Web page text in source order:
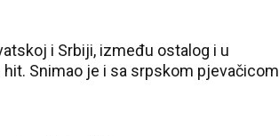
i Srbiji, između ostalog i u
Snimao je i sa srpskom pjevačicom